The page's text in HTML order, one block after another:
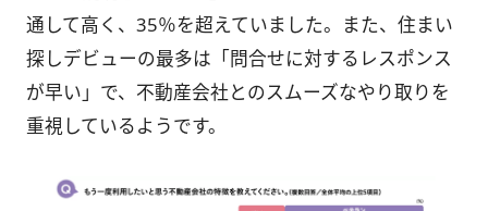
通して高く、35％を超えていました。また、住まい
探しデビューの最多は「問合せに対するレスポンス
が早い」で、不動産会社とのスムーズなやり取りを
重視しているようです。